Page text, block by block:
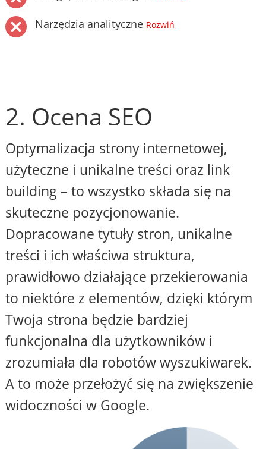
Narzędzia analityczne Rozwiń
2. Ocena SEO
Optymalizacja strony internetowej,
użyteczne i unikalne treści oraz link
building – to wszystko składa się na
skuteczne pozycjonowanie.
Dopracowane tytuły stron, unikalne
treści i ich właściwa struktura,
prawidłowo działające przekierowania
to niektóre z elementów, dzięki którym
Twoja strona będzie bardziej
funkcjonalna dla użytkowników i
zrozumiała dla robotów wyszukiwarek.
A to może przełożyć się na zwiększenie
widoczności w Google.